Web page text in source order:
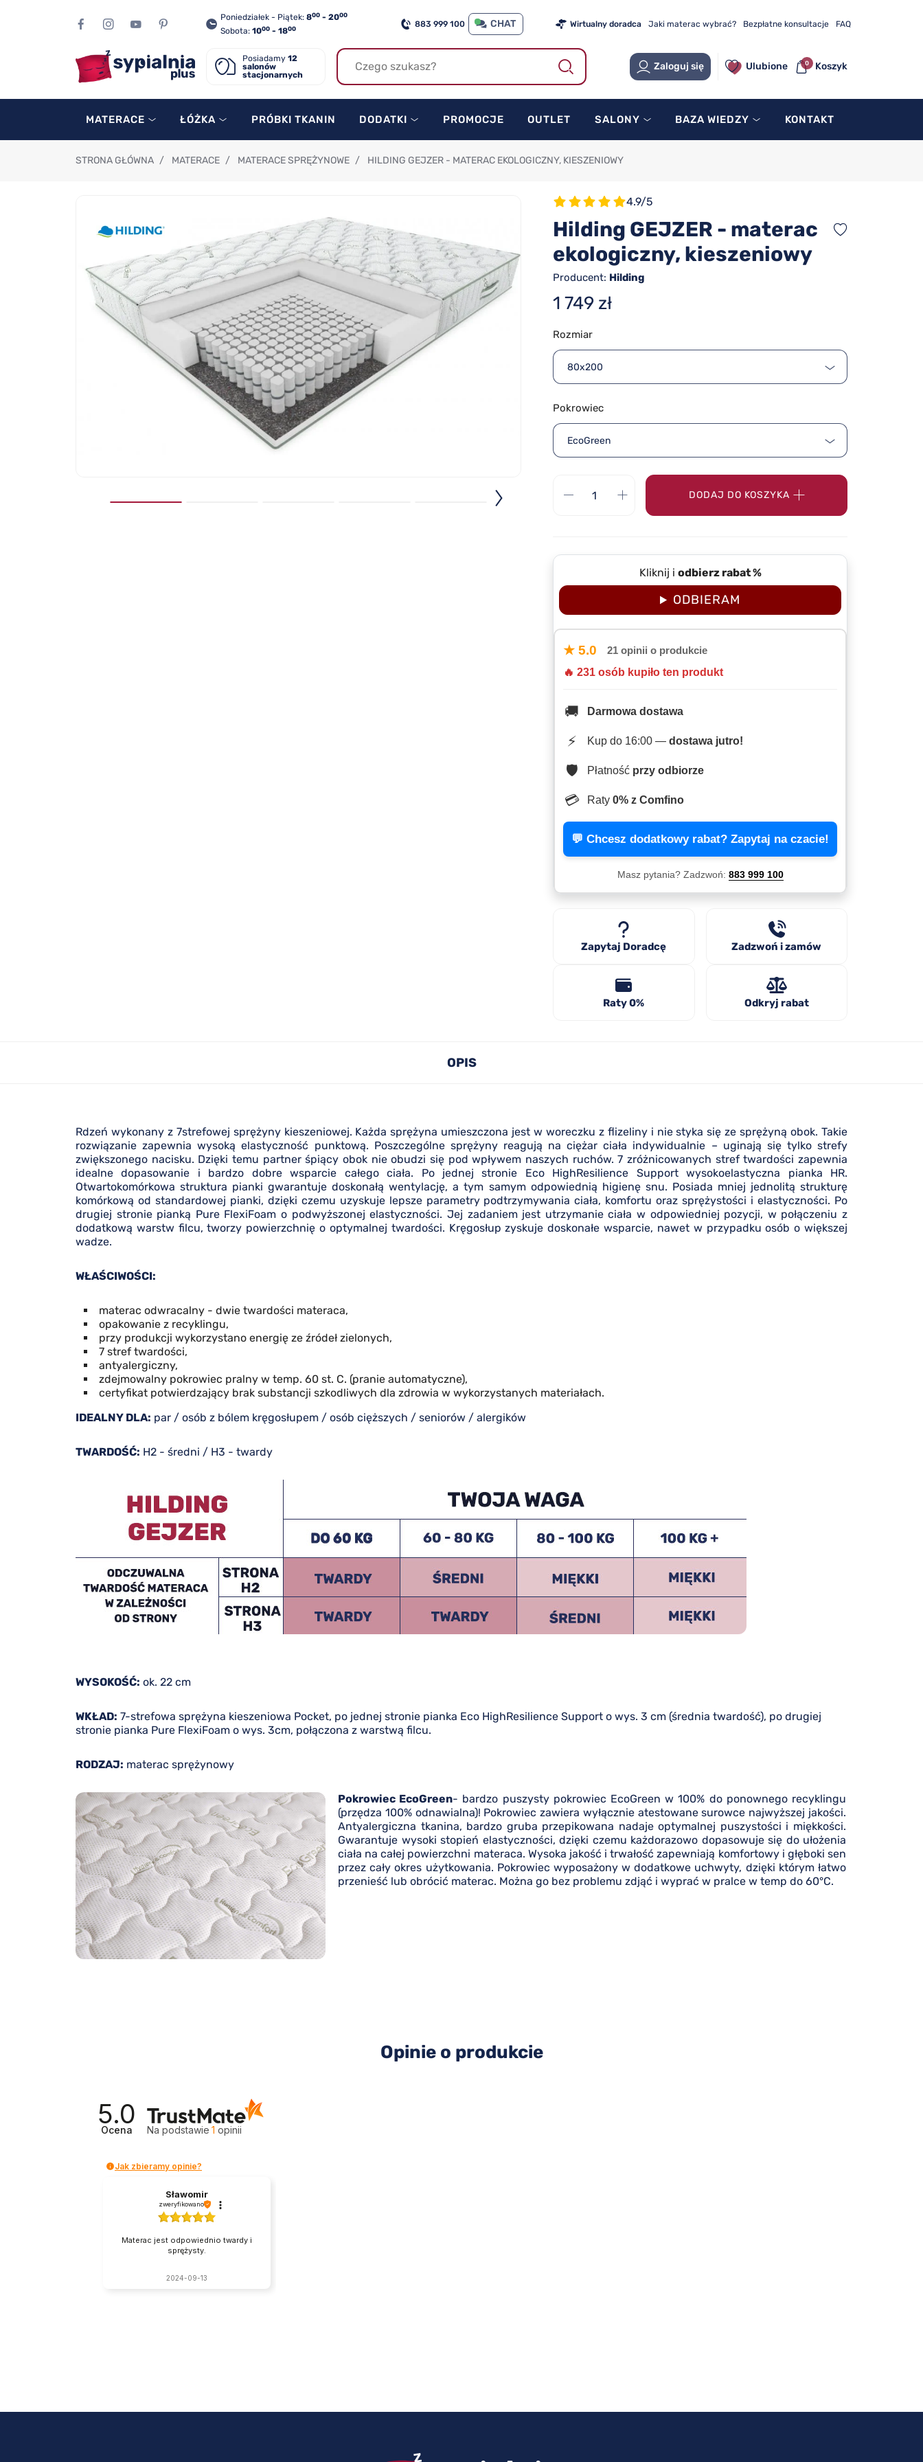
Poniedziałek - Piątek: 800 - 2000
Sobota: 1000 - 1800 883 999 100 CHAT Wirtualny doradca Jaki materac wybrać? Bezpłatne konsultacje FAQ
Posiadamy 12
salonów
stacjonarnych
Zaloguj się Ulubione Koszyk
0
MATERACE ŁÓŻKA PRÓBKI TKANIN DODATKI PROMOCJE OUTLET SALONY BAZA WIEDZY KONTAKT
STRONA GŁÓWNA / MATERACE / MATERACE SPRĘŻYNOWE / HILDING GEJZER - MATERAC EKOLOGICZNY, KIESZENIOWY
4.9/5
Hilding GEJZER - materac
ekologiczny, kieszeniowy
Producent: Hilding
1 749 zł
Rozmiar
80x200
Pokrowiec
EcoGreen
DODAJ DO KOSZYKA
Kliknij i odbierz rabat %
ODBIERAM
★ 5.0
21 opinii o produkcie
🔥 231 osób kupiło ten produkt
🚚 Darmowa dostawa
⚡ Kup do 16:00 — dostawa jutro!
🛡️ Płatność przy odbiorze
💳 Raty 0% z Comfino
💬 Chcesz dodatkowy rabat? Zapytaj na czacie!
Masz pytania? Zadzwoń: 883 999 100
Zapytaj Doradcę Zadzwoń i zamów
Raty 0% Odkryj rabat
OPIS
Rdzeń wykonany z 7strefowej sprężyny kieszeniowej. Każda sprężyna umieszczona jest w woreczku z flizeliny i nie styka się ze sprężyną obok. Takie
rozwiązanie zapewnia wysoką elastyczność punktową. Poszczególne sprężyny reagują na ciężar ciała indywidualnie – uginają się tylko strefy
zwiększonego nacisku. Dzięki temu partner śpiący obok nie obudzi się pod wpływem naszych ruchów. 7 zróżnicowanych stref twardości zapewnia
idealne dopasowanie i bardzo dobre wsparcie całego ciała. Po jednej stronie Eco HighResilience Support wysokoelastyczna pianka HR.
Otwartokomórkowa struktura pianki gwarantuje doskonałą wentylację, a tym samym odpowiednią higienę snu. Posiada mniej jednolitą strukturę
komórkową od standardowej pianki, dzięki czemu uzyskuje lepsze parametry podtrzymywania ciała, komfortu oraz sprężystości i elastyczności. Po
drugiej stronie pianką Pure FlexiFoam o podwyższonej elastyczności. Jej zadaniem jest utrzymanie ciała w odpowiedniej pozycji, w połączeniu z
dodatkową warstw filcu, tworzy powierzchnię o optymalnej twardości. Kręgosłup zyskuje doskonałe wsparcie, nawet w przypadku osób o większej
wadze.
WŁAŚCIWOŚCI:
materac odwracalny - dwie twardości materaca,
opakowanie z recyklingu,
przy produkcji wykorzystano energię ze źródeł zielonych,
7 stref twardości,
antyalergiczny,
zdejmowalny pokrowiec pralny w temp. 60 st. C. (pranie automatyczne),
certyfikat potwierdzający brak substancji szkodliwych dla zdrowia w wykorzystanych materiałach.
IDEALNY DLA: par / osób z bólem kręgosłupem / osób cięższych / seniorów / alergików
TWARDOŚĆ: H2 - średni / H3 - twardy
WYSOKOŚĆ: ok. 22 cm
WKŁAD: 7-strefowa sprężyna kieszeniowa Pocket, po jednej stronie pianka Eco HighResilience Support o wys. 3 cm (średnia twardość), po drugiej
stronie pianka Pure FlexiFoam o wys. 3cm, połączona z warstwą filcu.
RODZAJ: materac sprężynowy
Pokrowiec EcoGreen- bardzo puszysty pokrowiec EcoGreen w 100% do ponownego recyklingu
(przędza 100% odnawialna)! Pokrowiec zawiera wyłącznie atestowane surowce najwyższej jakości.
Antyalergiczna tkanina, bardzo gruba przepikowana nadaje optymalnej puszystości i miękkości.
Gwarantuje wysoki stopień elastyczności, dzięki czemu każdorazowo dopasowuje się do ułożenia
ciała na całej powierzchni materaca. Wysoka jakość i trwałość zapewniają komfortowy i głęboki sen
przez cały okres użytkowania. Pokrowiec wyposażony w dodatkowe uchwyty, dzięki którym łatwo
przenieść lub obrócić materac. Można go bez problemu zdjąć i wyprać w pralce w temp do 60°C.
Opinie o produkcie
5.0
Ocena Na podstawie 1 opinii
Jak zbieramy opinie?
Sławomir
zweryfikowano
Materac jest odpowiednio twardy i
sprężysty.
2024-09-13